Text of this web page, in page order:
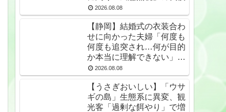
2026.08.08
【静岡】結婚式の衣装合わ
せに向かった夫婦「何度も
何度も追突され…何が目的
か本当に理解できない」東
名高速で続いた約1.7キロ
の追突
2026.08.08
【うさぎおいしい】「ウサ
ギの島」生態系に異変、観
光客「過剰な餌やり」で増